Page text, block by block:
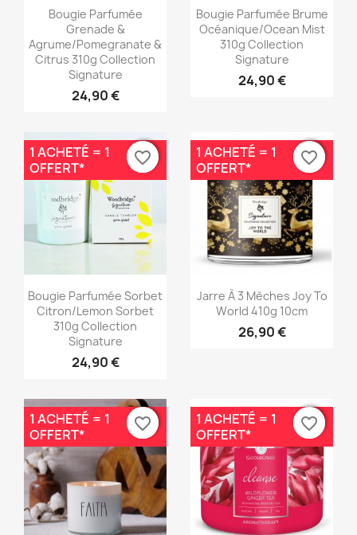
Aperçu rapide
Bougie Parfumée
Grenade &
Agrume/Pomegranate &
Citrus 310g Collection
Signature
24,90 €
Aperçu rapide
Bougie Parfumée Brume
Océanique/Ocean Mist
310g Collection
Signature
24,90 €
Aperçu rapide
Bougie Parfumée Sorbet
Citron/Lemon Sorbet
310g Collection
Signature
24,90 €
1 ACHETÉ = 1
OFFERT*
favorite_border
favorite_border
 Aperçu rapide
Jarre À 3 Mèches Joy To
World 410g 10cm
26,90 €
1 ACHETÉ = 1
OFFERT*
favorite_border
favorite_border
1 ACHETÉ = 1
OFFERT*
favorite_border
favorite_border
1 ACHETÉ = 1
OFFERT*
favorite_border
favorite_border